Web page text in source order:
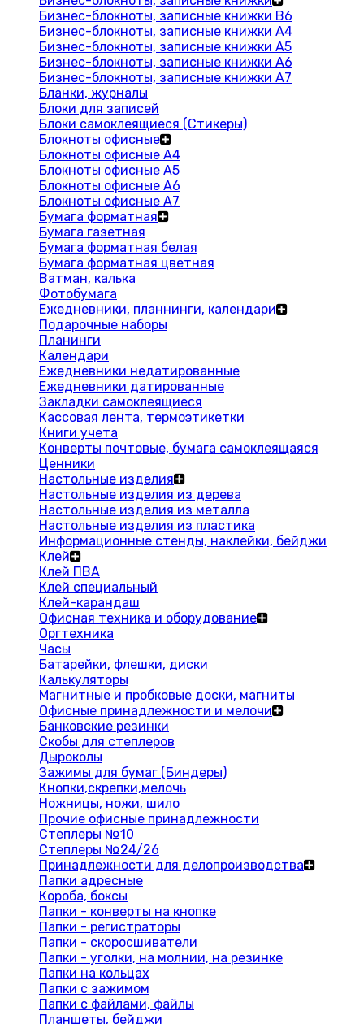
Бизнес-блокноты, записные книжки В6
Бизнес-блокноты, записные книжки A4
Бизнес-блокноты, записные книжки А5
Бизнес-блокноты, записные книжки А6
Бизнес-блокноты, записные книжки А7
Бланки, журналы
Блоки для записей
Блоки самоклеящиеся (Стикеры)
Блокноты офисные
Блокноты офисные A4
Блокноты офисные A5
Блокноты офисные A6
Блокноты офисные A7
Бумага форматная
Бумага газетная
Бумага форматная белая
Бумага форматная цветная
Ватман, калька
Фотобумага
Ежедневники, планнинги, календари
Подарочные наборы
Планинги
Календари
Ежедневники недатированные
Ежедневники датированные
Закладки самоклеящиеся
Кассовая лента, термоэтикетки
Книги учета
Конверты почтовые, бумага самоклеящаяся
Ценники
Настольные изделия
Настольные изделия из дерева
Настольные изделия из металла
Настольные изделия из пластика
Информационные стенды, наклейки, бейджи
Клей
Клей ПВА
Клей специальный
Клей-карандаш
Офисная техника и оборудование
Оргтехника
Часы
Батарейки, флешки, диски
Калькуляторы
Магнитные и пробковые доски, магниты
Офисные принадлежности и мелочи
Банковские резинки
Скобы для степлеров
Дыроколы
Зажимы для бумаг (Биндеры)
Кнопки,скрепки,мелочь
Ножницы, ножи, шило
Прочие офисные принадлежности
Степлеры №10
Степлеры №24/26
Принадлежности для делопроизводства
Папки адресные
Короба, боксы
Папки - конверты на кнопке
Папки - регистраторы
Папки - скоросшиватели
Папки - уголки, на молнии, на резинке
Папки на кольцах
Папки с зажимом
Папки с файлами, файлы
Планшеты, бейджи